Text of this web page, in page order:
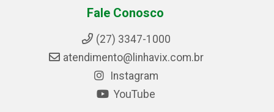
Fale Conosco
(27) 3347-1000
atendimento@linhavix.com.br
Instagram
YouTube